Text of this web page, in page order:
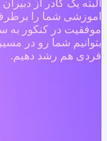
البته یک کادر از
اموزشی شما را
موفقیت در کنکور به
بتوانیم شما رو در
فردی هم رشد دهیم.